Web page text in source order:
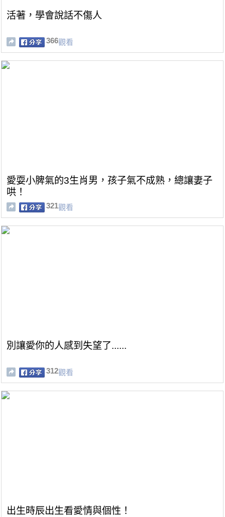
活著，學會說話不傷人
366觀看
愛耍小脾氣的3生肖男，孩子氣不成熟，總讓妻子
哄！
321觀看
別讓愛你的人感到失望了......
312觀看
出生時辰出生看愛情與個性！